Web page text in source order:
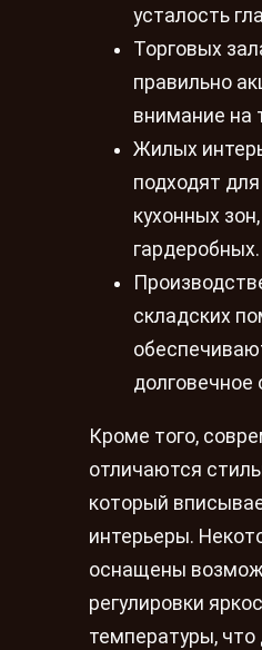
усталость
Торговых
правильно
внимание на
Жилых
подходят
кухонных
гардеробных.
складских
долговечное
Кроме того,
отличаются
который
интерьеры.
оснащены
регулировки
температуры,